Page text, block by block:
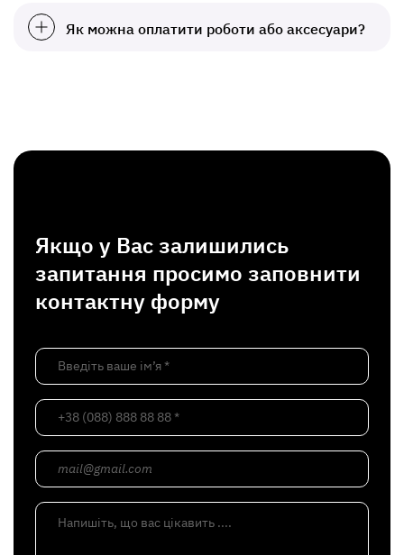
Як можна оплатити роботи або аксесуари?
Якщо у Вас залишились
запитання просимо заповнити
контактну форму
Введіть ваше ім’я *
+38 (088) 888 88 88 *
mail@gmail.com
Напишіть, що вас цікавить ....